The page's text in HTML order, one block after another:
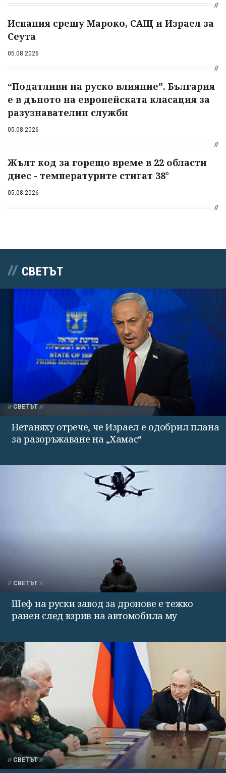
Испания срещу Мароко, САЩ и Израел за
Сеута
05.08.2026
“Податливи на руско влияние". България
е в дъното на европейската класация за
разузнавателни служби
05.08.2026
Жълт код за горещо време в 22 области
днес - температурите стигат 38°
05.08.2026
СВЕТЪТ
СВЕТЪТ
Нетаняху отрече, че Израел е одобрил плана
за разоръжаване на „Хамас“
СВЕТЪТ
Шеф на руски завод за дронове е тежко
ранен след взрив на автомобила му
СВЕТЪТ